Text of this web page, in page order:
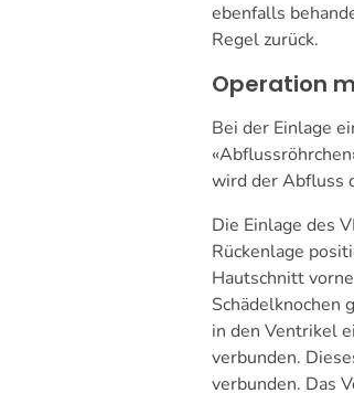
ebenfalls
Regel zurück.
Operation
Bei der Einlage
wird der Abfluss
Die Einlage des
Rückenlage
Hautschnitt
Schädelknochen
in den Ventrikel
verbunden.
verbunden. Das